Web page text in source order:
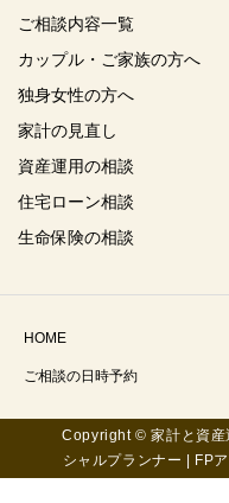
ご相談内容一覧
カップル・ご家族の方へ
独身女性の方へ
家計の見直し
資産運用の相談
住宅ローン相談
生命保険の相談
HOME
ご相談の日時予約
Copyright © 家計と資
シャルプランナー | FP